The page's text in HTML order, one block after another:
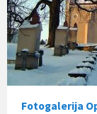
Fotogalerija